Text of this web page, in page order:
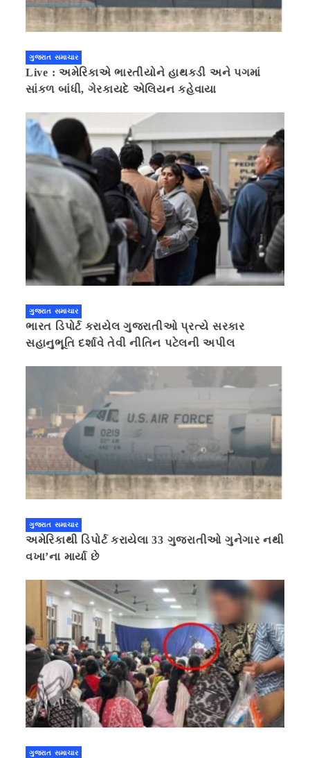
ગુજરાત સમાચાર
Live : અમેરિકાએ ભારતીયોને હાથકડી અને પગમાં
સાંકળ બાંધી, ગેરકાયદે એલિયન કહેવાયા
ગુજરાત સમાચાર
ભારત ડિપોર્ટ કરાયેલ ગુજરાતીઓ પ્રત્યે સરકાર
સહાનુભૂતિ દર્શાવે તેવી નીતિન પટેલની અપીલ
ગુજરાત સમાચાર
અમેરિકાથી ડિપોર્ટ કરાયેલા 33 ગુજરાતીઓ ગુનેગાર નથી
વખા’ના માર્યા છે
ગુજરાત સમાચાર